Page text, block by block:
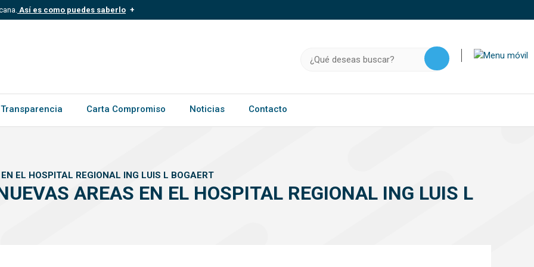
Así es como puedes saberlo
a una organización oficial del
.gob.do o .gov.do. Comparte información confidencial solo en este tipo de sitios.
Transparencia Carta Compromiso Noticias Contacto
EL HOSPITAL REGIONAL ING LUIS L BOGAERT
AREAS EN EL HOSPITAL REGIONAL ING LUIS L